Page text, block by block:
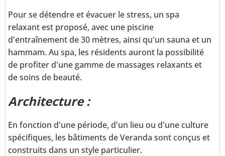
Pour se détendre et évacuer le stress, un spa
relaxant est proposé, avec une piscine
d'entraînement de 30 mètres, ainsi qu'un sauna et un
hammam. Au spa, les résidents auront la possibilité
de profiter d'une gamme de massages relaxants et
de soins de beauté.
Architecture :
En fonction d'une période, d'un lieu ou d'une culture
spécifiques, les bâtiments de Veranda sont conçus et
construits dans un style particulier.